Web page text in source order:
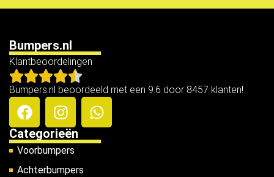
Bumpers.nl
Klantbeoordelingen
Bumpers.nl beoordeeld met een 9.6 door 8457 klanten!
Categorieën
Voorbumpers
Achterbumpers